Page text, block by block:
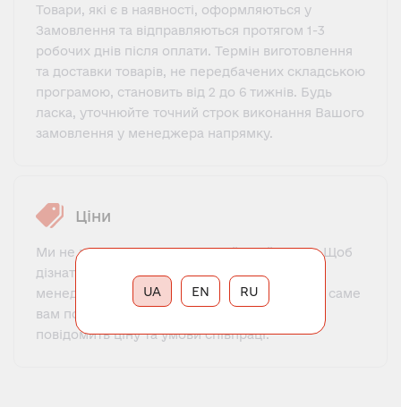
Товари, які є в наявності, оформляються у
Замовлення та відправляються протягом 1-3
робочих днів після оплати. Термін виготовлення
та доставки товарів, не передбачених складською
програмою, становить від 2 до 6 тижнів. Будь
ласка, уточнюйте точний строк виконання Вашого
замовлення у менеджера напрямку.
Ціни
Ми не пропонуємо фіксований прайс-лист. Щоб
дізнатися ціну, потрібно зв'язатися з нашим
менеджером, познайомитися, пояснити, що саме
вам потрібно і для яких цілей. Менеджер
повідомить ціну та умови співпраці.
RU
UA EN